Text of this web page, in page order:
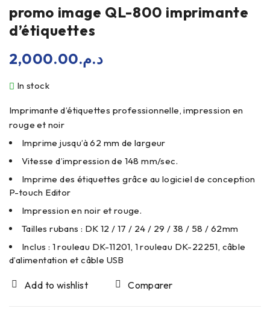
promo image QL-800 imprimante
d’étiquettes
د.م.2,000.00
In stock
Imprimante d’étiquettes professionnelle, impression en
rouge et noir
Imprime jusqu’à 62 mm de largeur
Vitesse d’impression de 148 mm/sec.
Imprime des étiquettes grâce au logiciel de conception
P-touch Editor
Impression en noir et rouge.
Tailles rubans : DK 12 / 17 / 24 / 29 / 38 / 58 / 62mm
Inclus : 1 rouleau DK-11201, 1 rouleau DK-22251, câble
d’alimentation et câble USB
Comparer